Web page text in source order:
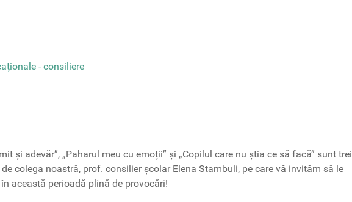
- consiliere
și adevăr”, „Paharul meu cu emoții” și „Copilul care nu știa ce să facă” sunt trei
colega noastră, prof. consilier școlar Elena Stambuli, pe care vă invităm să le
această perioadă plină de provocări!